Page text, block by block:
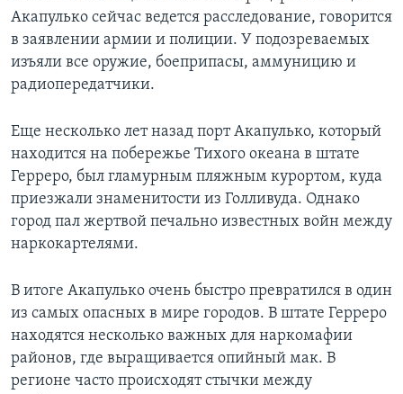
Акапулько сейчас ведется расследование, говорится
в заявлении армии и полиции. У подозреваемых
изъяли все оружие, боеприпасы, аммуницию и
радиопередатчики.
Еще несколько лет назад порт Акапулько, который
находится на побережье Тихого океана в штате
Герреро, был гламурным пляжным курортом, куда
приезжали знаменитости из Голливуда. Однако
город пал жертвой печально известных войн между
наркокартелями.
В итоге Акапулько очень быстро превратился в один
из самых опасных в мире городов. В штате Герреро
находятся несколько важных для наркомафии
районов, где выращивается опийный мак. В
регионе часто происходят стычки между